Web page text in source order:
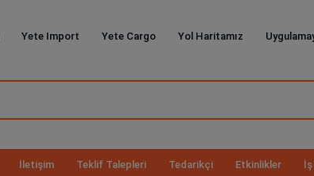
Yete Import Yete Cargo Yol Haritamız
İletişim Teklif Talepleri Tedarikçi Etkinlikler İş